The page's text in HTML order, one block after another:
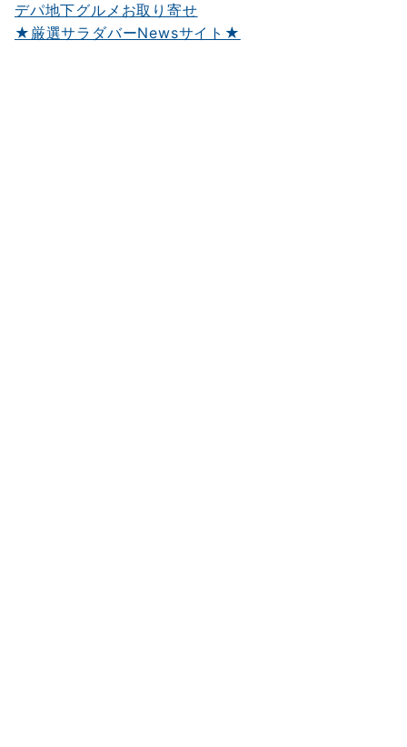
デパ地下グルメお取り寄せ
★厳選サラダバーNewsサイト★